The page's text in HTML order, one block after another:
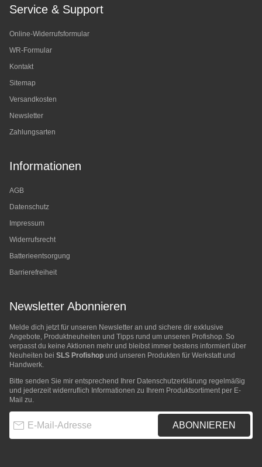
Service & Support
Online-Widerrufsformular
WR-Formular
Kontakt
Sitemap
Versandkosten
Newsletter
Zahlungsarten
Informationen
AGB
Datenschutz
Impressum
Widerrufsrecht
Batterieentsorgung
Barrierefreiheit
Newsletter Abonnieren
Melde dich jetzt für unseren Newsletter an und sichere dir exklusive
Angebote, Produktneuheiten und Tipps rund um unseren Profishop. So
verpasst du keine Aktionen mehr und bleibst immer bestens informiert über
Neuheiten bei SLS Profishop und unseren Produkten für Werkstatt und
Handwerk.
Bitte senden Sie mir entsprechend Ihrer Datenschutzerklärung regelmäßig
und jederzeit widerruflich Informationen zu Ihrem Produktsortiment per E-
Mail zu.
ABONNIEREN